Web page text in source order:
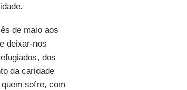
de maio aos
deixar-nos
dos
da caridade
sofre, com